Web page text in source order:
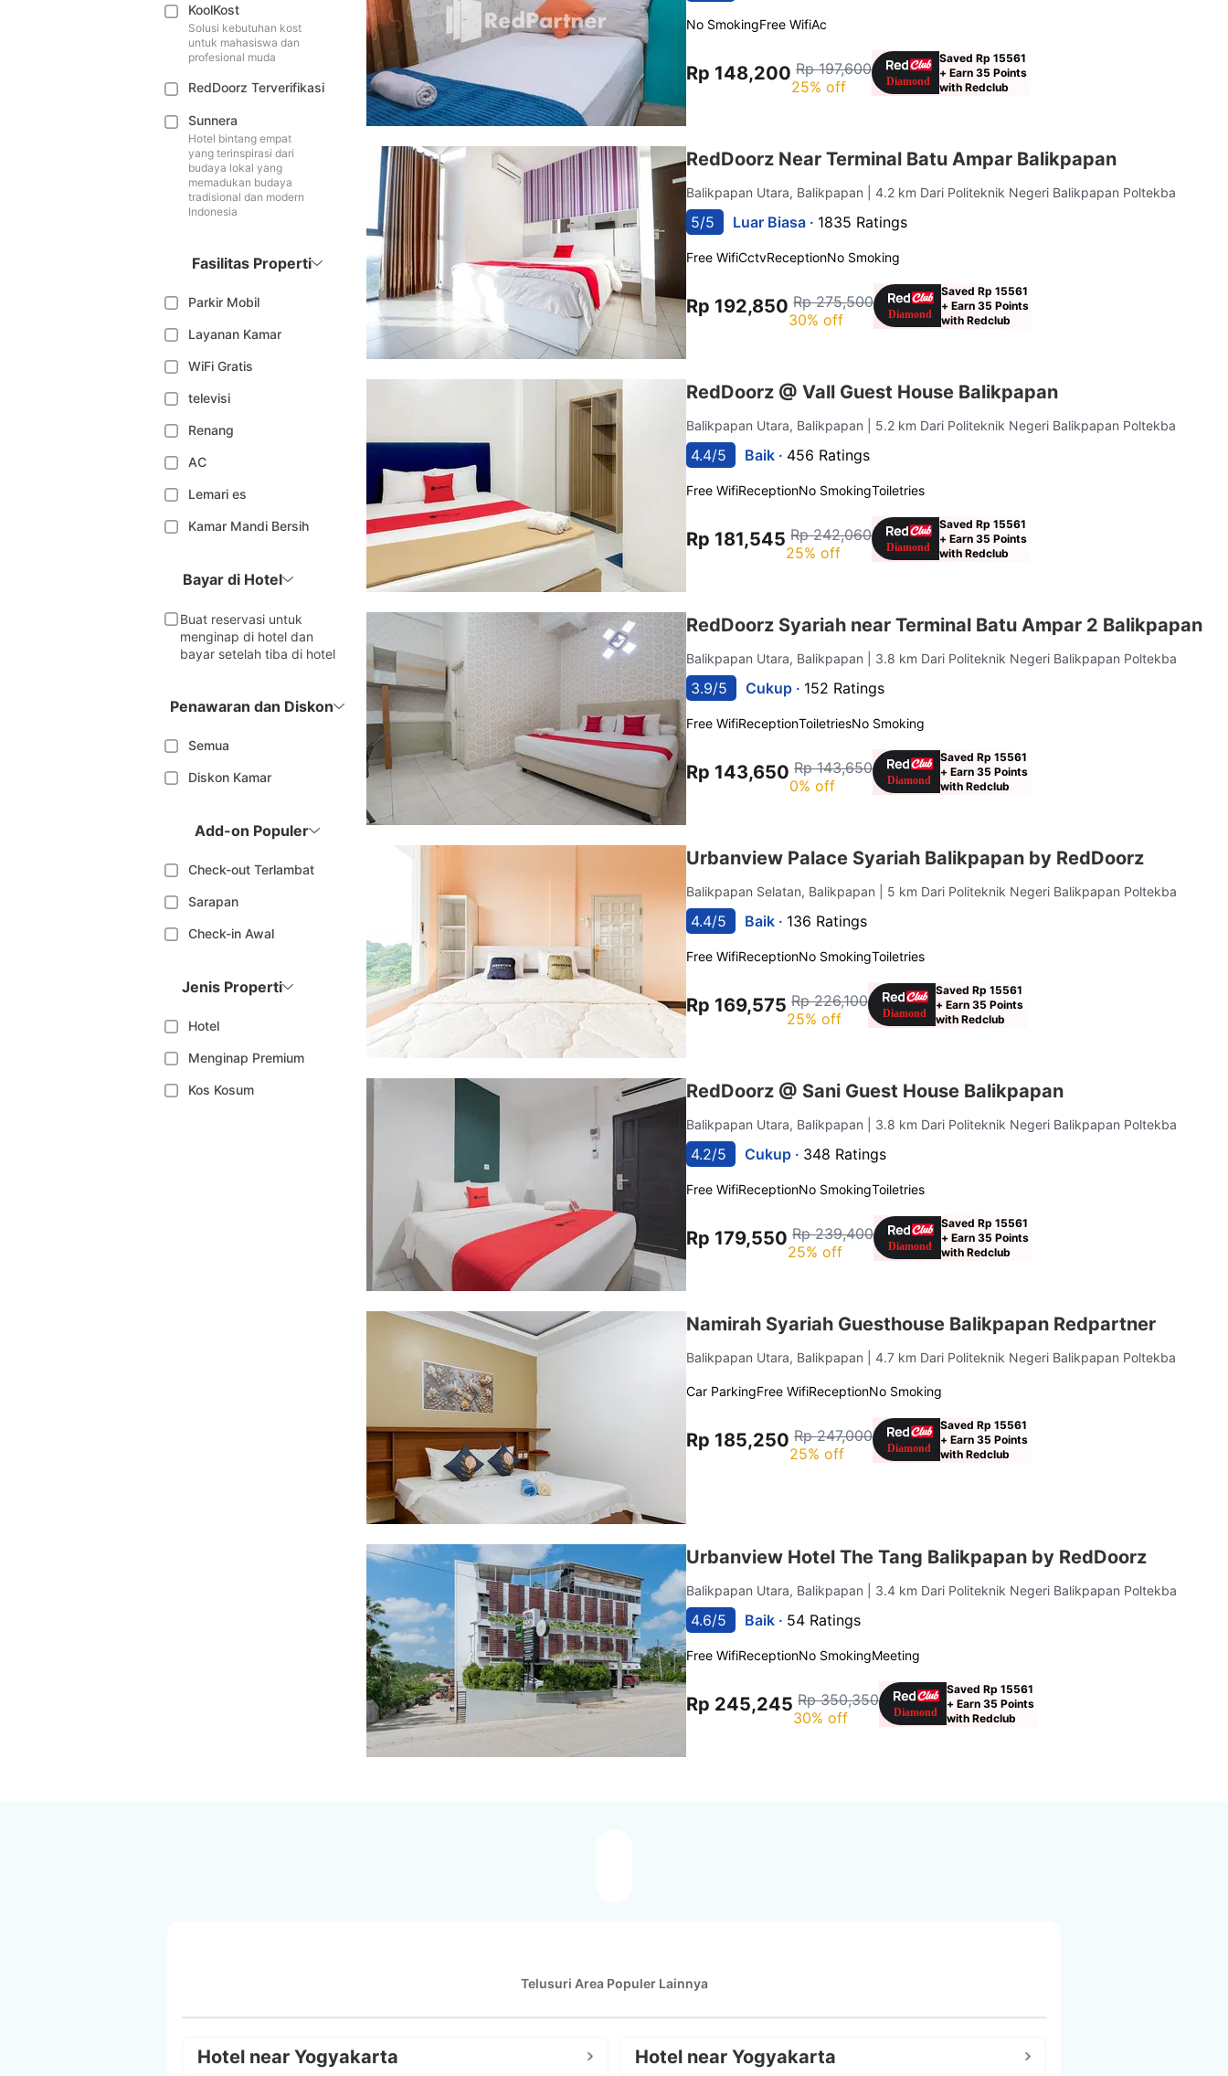
KoolKost
Solusi kebutuhan kost
untuk mahasiswa dan
profesional muda
RedDoorz Terverifikasi
Sunnera
Hotel bintang empat
yang terinspirasi dari
budaya lokal yang
memadukan budaya
tradisional dan modern
Indonesia
Fasilitas Properti
Parkir Mobil
Layanan Kamar
WiFi Gratis
televisi
Renang
AC
Lemari es
Kamar Mandi Bersih
Bayar di Hotel
Buat reservasi untuk
menginap di hotel dan
bayar setelah tiba di hotel
Penawaran dan Diskon
Semua
Diskon Kamar
Add-on Populer
Check-out Terlambat
Sarapan
Check-in Awal
Jenis Properti
Hotel
Menginap Premium
Kos Kosum
No SmokingFree WifiAc
Rp 148,200 Rp 197,600
25% off
Saved Rp 15561
+ Earn 35 Points
with Redclub
RedDoorz Near Terminal Batu Ampar Balikpapan
Balikpapan Utara, Balikpapan | 4.2 km Dari Politeknik Negeri Balikpapan Poltekba
5/5 Luar Biasa · 1835 Ratings
Free WifiCctvReceptionNo Smoking
Rp 192,850 Rp 275,500
30% off
Saved Rp 15561
+ Earn 35 Points
with Redclub
RedDoorz @ Vall Guest House Balikpapan
Balikpapan Utara, Balikpapan | 5.2 km Dari Politeknik Negeri Balikpapan Poltekba
4.4/5 Baik · 456 Ratings
Free WifiReceptionNo SmokingToiletries
Rp 181,545 Rp 242,060
25% off
Saved Rp 15561
+ Earn 35 Points
with Redclub
RedDoorz Syariah near Terminal Batu Ampar 2 Balikpapan
Balikpapan Utara, Balikpapan | 3.8 km Dari Politeknik Negeri Balikpapan Poltekba
3.9/5 Cukup · 152 Ratings
Free WifiReceptionToiletriesNo Smoking
Rp 143,650 Rp 143,650
0% off
Saved Rp 15561
+ Earn 35 Points
with Redclub
Urbanview Palace Syariah Balikpapan by RedDoorz
Balikpapan Selatan, Balikpapan | 5 km Dari Politeknik Negeri Balikpapan Poltekba
4.4/5 Baik · 136 Ratings
Free WifiReceptionNo SmokingToiletries
Rp 169,575 Rp 226,100
25% off
Saved Rp 15561
+ Earn 35 Points
with Redclub
RedDoorz @ Sani Guest House Balikpapan
Balikpapan Utara, Balikpapan | 3.8 km Dari Politeknik Negeri Balikpapan Poltekba
4.2/5 Cukup · 348 Ratings
Free WifiReceptionNo SmokingToiletries
Rp 179,550 Rp 239,400
25% off
Saved Rp 15561
+ Earn 35 Points
with Redclub
Namirah Syariah Guesthouse Balikpapan Redpartner
Balikpapan Utara, Balikpapan | 4.7 km Dari Politeknik Negeri Balikpapan Poltekba
Car ParkingFree WifiReceptionNo Smoking
Rp 185,250 Rp 247,000
25% off
Saved Rp 15561
+ Earn 35 Points
with Redclub
Urbanview Hotel The Tang Balikpapan by RedDoorz
Balikpapan Utara, Balikpapan | 3.4 km Dari Politeknik Negeri Balikpapan Poltekba
4.6/5 Baik · 54 Ratings
Free WifiReceptionNo SmokingMeeting
Rp 245,245 Rp 350,350
30% off
Saved Rp 15561
+ Earn 35 Points
with Redclub
Telusuri Area Populer Lainnya
Hotel near Yogyakarta Hotel near Yogyakarta